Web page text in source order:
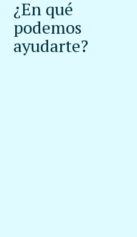
¿En qué
podemos
ayudarte?